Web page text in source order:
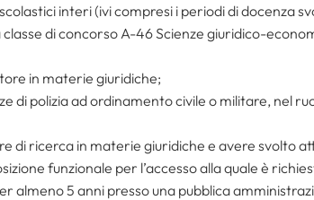
interi (ivi compresi i periodi di docenza
di concorso A-46 Scienze giuridico-
in materie giuridiche;
di polizia ad ordinamento civile o militare, nel
di ricerca in materie giuridiche e avere svolto
funzionale per l’accesso alla quale è
almeno 5 anni presso una pubblica